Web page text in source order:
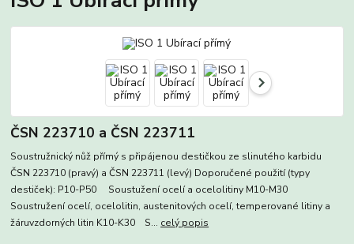
ČSN 223710 a ČSN 223711
Soustružnický nůž přímý s připájenou destičkou ze slinutého karbidu
ČSN 223710 (pravý) a ČSN 223711 (levý) Doporučené použití (typy
destiček): P10-P50 Soustužení ocelí a ocelolitiny M10-M30
Soustružení ocelí, ocelolitin, austenitových ocelí, temperované litiny a
žáruvzdorných litin K10-K30 S... celý popis